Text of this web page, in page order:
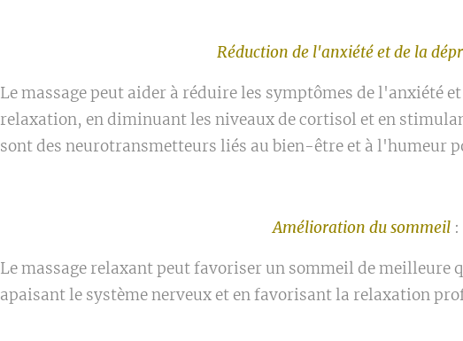
Réduction de l'anxiété et de la
Le massage peut aider à réduire les symptômes de l'anxiété
relaxation, en diminuant les niveaux de cortisol et en
sont des neurotransmetteurs liés au bien-être et à l'humeur
Amélioration du sommeil :
Le massage relaxant peut favoriser un sommeil de meilleure
apaisant le système nerveux et en favorisant la relaxation